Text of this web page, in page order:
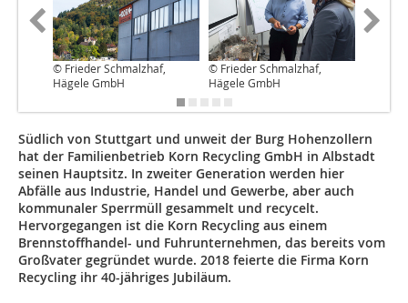
© Frieder Schmalzhaf,
Hägele GmbH
© Frieder Schmalzhaf,
Hägele GmbH
Südlich von Stuttgart und unweit der Burg Hohenzollern
hat der Familienbetrieb Korn Recycling GmbH in Albstadt
seinen Hauptsitz. In zweiter Generation werden hier
Abfälle aus Industrie, Handel und Gewerbe, aber auch
kommunaler Sperrmüll gesammelt und recycelt.
Hervorgegangen ist die Korn Recycling aus einem
Brennstoffhandel- und Fuhrunternehmen, das bereits vom
Großvater gegründet wurde. 2018 feierte die Firma Korn
Recycling ihr 40-jähriges Jubiläum.